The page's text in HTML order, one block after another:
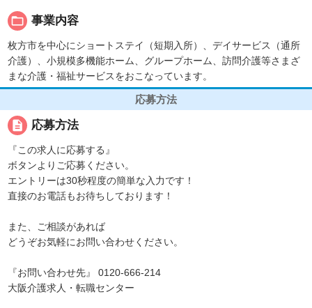
folder_open 事業内容
枚方市を中心にショートステイ（短期入所）、デイサービス（通所
介護）、小規模多機能ホーム、グループホーム、訪問介護等さまざ
まな介護・福祉サービスをおこなっています。
応募方法
description 応募方法
『この求人に応募する』
ボタンよりご応募ください。
エントリーは30秒程度の簡単な入力です！
直接のお電話もお待ちしております！
また、ご相談があれば
どうぞお気軽にお問い合わせください。
『お問い合わせ先』 0120-666-214
大阪介護求人・転職センター